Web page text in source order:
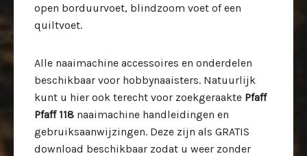
open borduurvoet, blindzoom voet of een
quiltvoet.
Alle naaimachine accessoires en onderdelen
beschikbaar voor hobbynaaisters. Natuurlijk
kunt u hier ook terecht voor zoekgeraakte Pfaff
Pfaff 118 naaimachine handleidingen en
gebruiksaanwijzingen. Deze zijn als GRATIS
download beschikbaar zodat u weer zonder